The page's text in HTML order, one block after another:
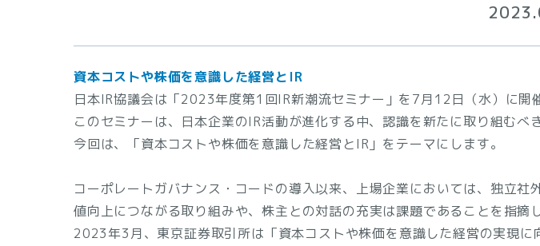
資本コストや株価を意識した経営とIR
日本IR協議会は「2023年度第1回IR新潮流セミナー」を7月12日（水）に開
このセミナーは、日本企業のIR活動が進化する中、認識を新たに取り組むべ
今回は、「資本コストや株価を意識した経営とIR」をテーマにします。
コーポレートガバナンス・コードの導入以来、上場企業においては、独立
値向上につながる取り組みや、株主との対話の充実は課題であることを指摘
2023年3月、東京証券取引所は「資本コストや株価を意識した経営の実現